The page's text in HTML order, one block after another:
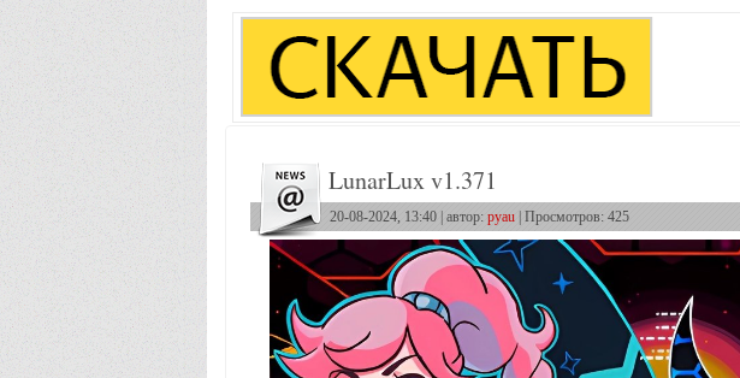
LunarLux v1.371
20-08-2024, 13:40 | автор: pyau | Просмотров: 425